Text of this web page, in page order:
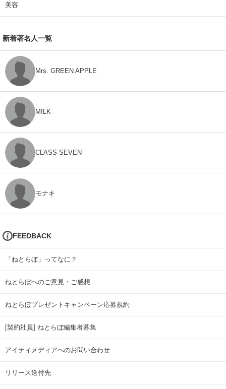
美容
新着著名人一覧
Mrs. GREEN APPLE
M!LK
CLASS SEVEN
モナキ
FEEDBACK
「ねとらぼ」ってなに？
ねとらぼへのご意見・ご感想
ねとらぼプレゼントキャンペーン応募規約
[契約社員] ねとらぼ編集者募集
アイティメディアへのお問い合わせ
リリース送付先